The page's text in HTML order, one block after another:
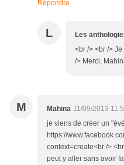
Répondre
L Les
<br /> <br />
/> Merci,
M Mahina 11/09/2013
je viens de créer un
https://
context=create<br />
peut y aller sans avoir